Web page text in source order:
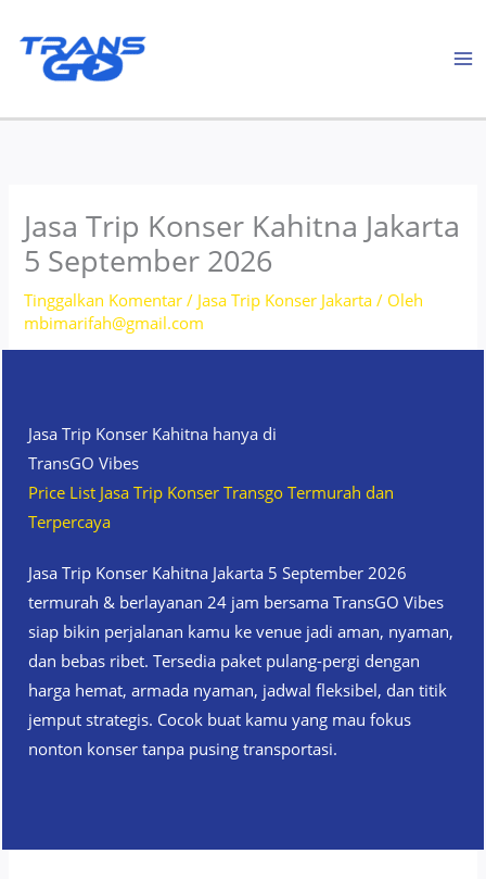
konten
Jasa Trip Konser Kahitna Jakarta
5 September 2026
Tinggalkan Komentar / Jasa Trip Konser Jakarta / Oleh
mbimarifah@gmail.com
Jasa Trip Konser Kahitna hanya di
TransGO Vibes
Price List Jasa Trip Konser Transgo Termurah dan
Terpercaya
Jasa Trip Konser Kahitna Jakarta 5 September 2026
termurah & berlayanan 24 jam bersama TransGO Vibes
siap bikin perjalanan kamu ke venue jadi aman, nyaman,
dan bebas ribet. Tersedia paket pulang-pergi dengan
harga hemat, armada nyaman, jadwal fleksibel, dan titik
jemput strategis. Cocok buat kamu yang mau fokus
nonton konser tanpa pusing transportasi.